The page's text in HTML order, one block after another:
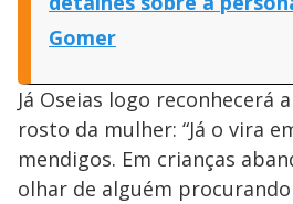
Gomer
Já Oseias logo reconhecerá
rosto da mulher: “Já o vira
mendigos. Em crianças
olhar de alguém procurando